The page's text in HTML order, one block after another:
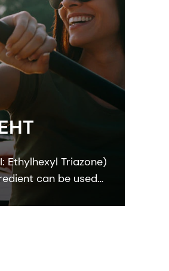
Ethylhexyl Triazone)
can be used
at low